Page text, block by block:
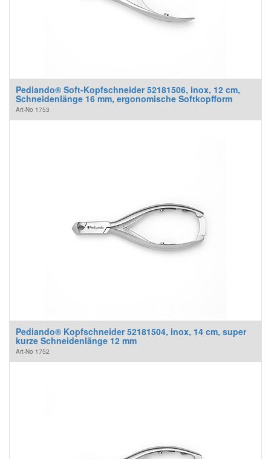
Pediando® Soft-Kopfschneider 52181506, inox, 12 cm,
Schneidenlänge 16 mm, ergonomische Softkopfform
Art-No 1753
Pediando® Kopfschneider 52181504, inox, 14 cm, super
kurze Schneidenlänge 12 mm
Art-No 1752